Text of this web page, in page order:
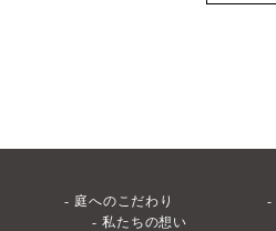
庭へのこだわり
私たちの想い